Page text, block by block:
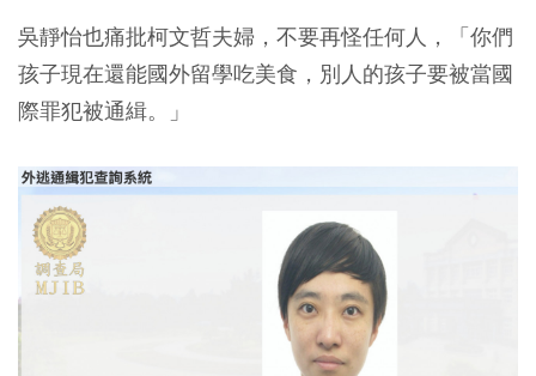
吳靜怡也痛批柯文哲夫婦，不要再怪任何人，「你們
孩子現在還能國外留學吃美食，別人的孩子要被當國
際罪犯被通緝。」